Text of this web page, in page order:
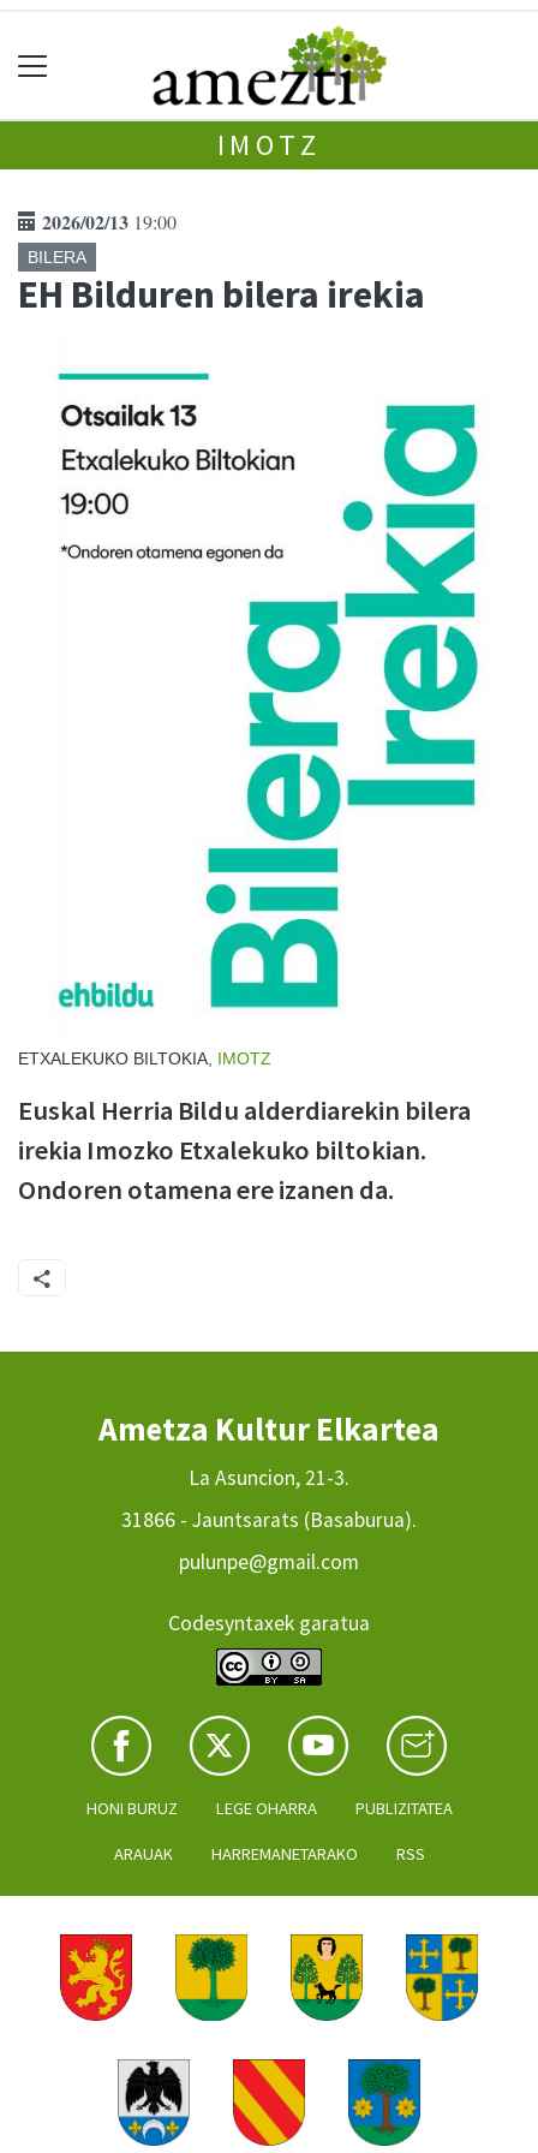
IMOTZ
2026/02/13 19:00
BILERA
EH Bilduren bilera irekia
ETXALEKUKO BILTOKIA, IMOTZ
Euskal Herria Bildu alderdiarekin bilera
irekia Imozko Etxalekuko biltokian.
Ondoren otamena ere izanen da.
Ametza Kultur Elkartea
La Asuncion, 21-3.
31866 - Jauntsarats (Basaburua).
pulunpe@gmail.com
Codesyntaxek garatua
HONI BURUZ LEGE OHARRA PUBLIZITATEA
ARAUAK HARREMANETARAKO RSS